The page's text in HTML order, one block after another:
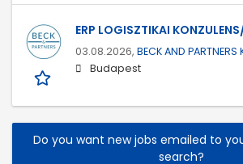
ERP LOGISZTIKAI
03.08.2026, BECK AND PARTNERS
Budapest
Do you want new jobs emailed to
search?